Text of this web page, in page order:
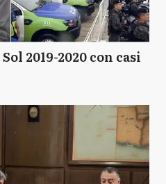
2019-2020 con casi